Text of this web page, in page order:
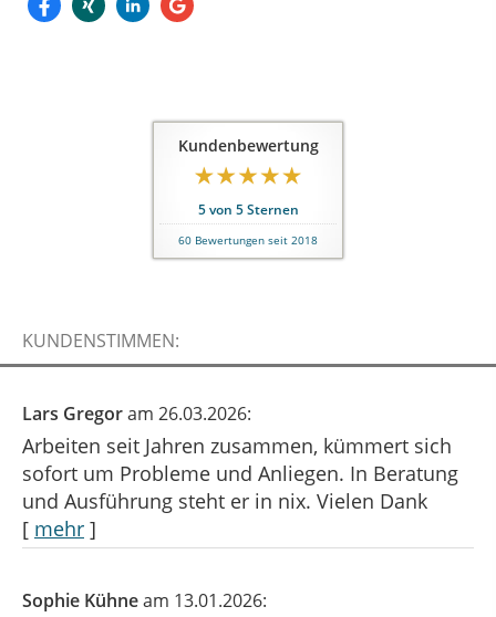
Kundenbewertung
5von 5Sternen
60 Bewertungen seit 2018
KUNDENSTIMMEN:
Lars Gregoram 26.03.2026:
Arbeiten seit Jahren zusammen, kümmert sich
sofort um Probleme und Anliegen. In Beratung
und Ausführung steht er in nix. Vielen Dank
[ mehr ]
Sophie Kühneam 13.01.2026: